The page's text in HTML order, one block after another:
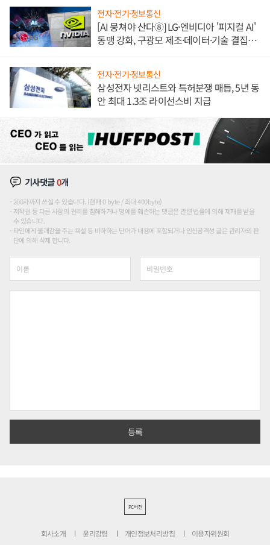
전자·전기·정보통신
[AI 뭉쳐야 산다⑧] LG·엔비디아 '피지컬 AI'
동맹 강화, 구광모 제조·데이터·기술 결집
전자·전기·정보통신
삼성전자 넷리스트와 특허분쟁 매듭, 5년 동
안 최대 1.3조 라이선스비 지급
기사댓글0개
200자까지 쓰실 수 있습니다. (현재 0 byte / 최대 400byte)
저작권 등 다른 사람의 권리를 침해하거나 명예를 훼손하는 댓글은 관련 법률에 의해 제재를 받을
수 있습니다.
타인에게 불쾌감을 주는 욕설 등 비하하는 단어가 내용에 포함되거나 인신공격성 글은 관리자의 판
단에 의해 삭제 합니다.
PC버전
회사소개 윤리강령 개인정보처리방침 이용자위원회